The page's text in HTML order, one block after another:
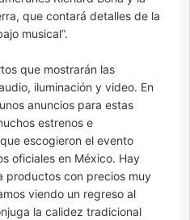
que contará detalles de la
musical”.
que mostrarán las
iluminación y video. En
anuncios para estas
estrenos e
escogieron el evento
oficiales en México. Hay
productos con precios muy
viendo un regreso al
la calidez tradicional